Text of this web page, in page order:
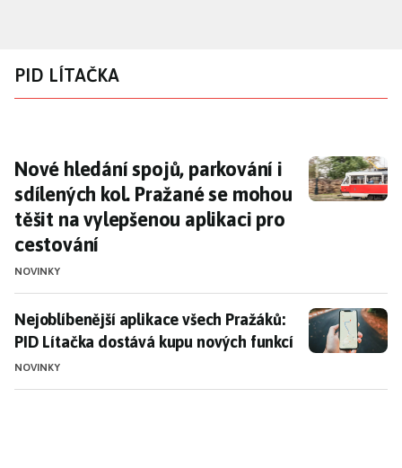
obsahu
PID LÍTAČKA
Nové hledání spojů, parkování i sdílených
Nové hledání spojů, parkování i
sdílených kol. Pražané se mohou
těšit na vylepšenou aplikaci pro
cestování
NOVINKY
Nejoblíbenější aplikace všech Pražáků: PID Lítačka
Nejoblíbenější aplikace všech Pražáků:
PID Lítačka dostává kupu nových funkcí
NOVINKY